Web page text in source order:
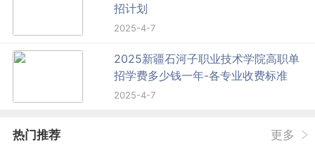
招计划
2025-4-7
2025新疆石河子职业技术学院高职单
招学费多少钱一年-各专业收费标准
2025-4-7
热门推荐 更多